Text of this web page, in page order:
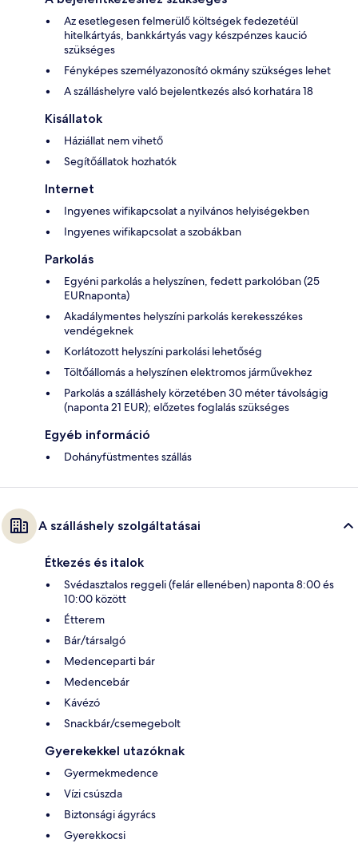
Az esetlegesen felmerülő költségek fedezetéül
hitelkártyás, bankkártyás vagy készpénzes kaució
szükséges
Fényképes személyazonosító okmány szükséges lehet
A szálláshelyre való bejelentkezés alsó korhatára 18
Kisállatok
Háziállat nem vihető
Segítőállatok hozhatók
Internet
Ingyenes wifikapcsolat a nyilvános helyiségekben
Ingyenes wifikapcsolat a szobákban
Parkolás
Egyéni parkolás a helyszínen, fedett parkolóban (25
EURnaponta)
Akadálymentes helyszíni parkolás kerekesszékes
vendégeknek
Korlátozott helyszíni parkolási lehetőség
Töltőállomás a helyszínen elektromos járművekhez
Parkolás a szálláshely körzetében 30 méter távolságig
(naponta 21 EUR); előzetes foglalás szükséges
Egyéb információ
Dohányfüstmentes szállás
A szálláshely szolgáltatásai
Étkezés és italok
Svédasztalos reggeli (felár ellenében) naponta 8:00 és
10:00 között
Étterem
Bár/társalgó
Medenceparti bár
Medencebár
Kávézó
Snackbár/csemegebolt
Gyerekekkel utazóknak
Gyermekmedence
Vízi csúszda
Biztonsági ágyrács
Gyerekkocsi